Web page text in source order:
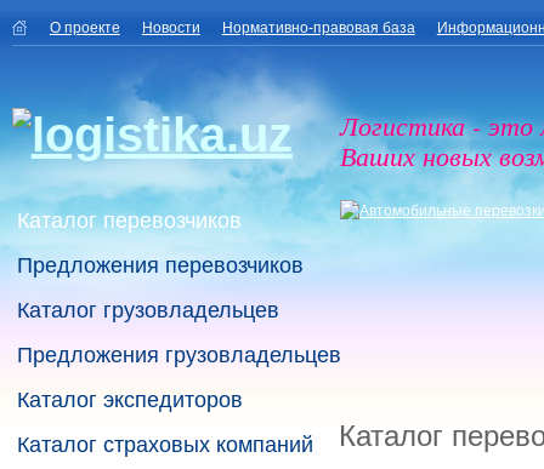
О проекте Новости Нормативно-правовая база
Логистика - это
Ваших новых
Каталог перевозчиков
Предложения перевозчиков
Каталог грузовладельцев
Предложения грузовладельцев
Каталог экспедиторов
Каталог страховых компаний
Каталог